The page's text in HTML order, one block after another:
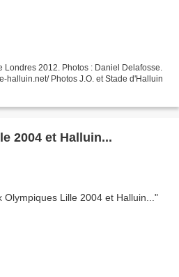
Londres 2012. Photos : Daniel Delafosse.
halluin.net/ Photos J.O. et Stade d'Halluin
2004 et Halluin...